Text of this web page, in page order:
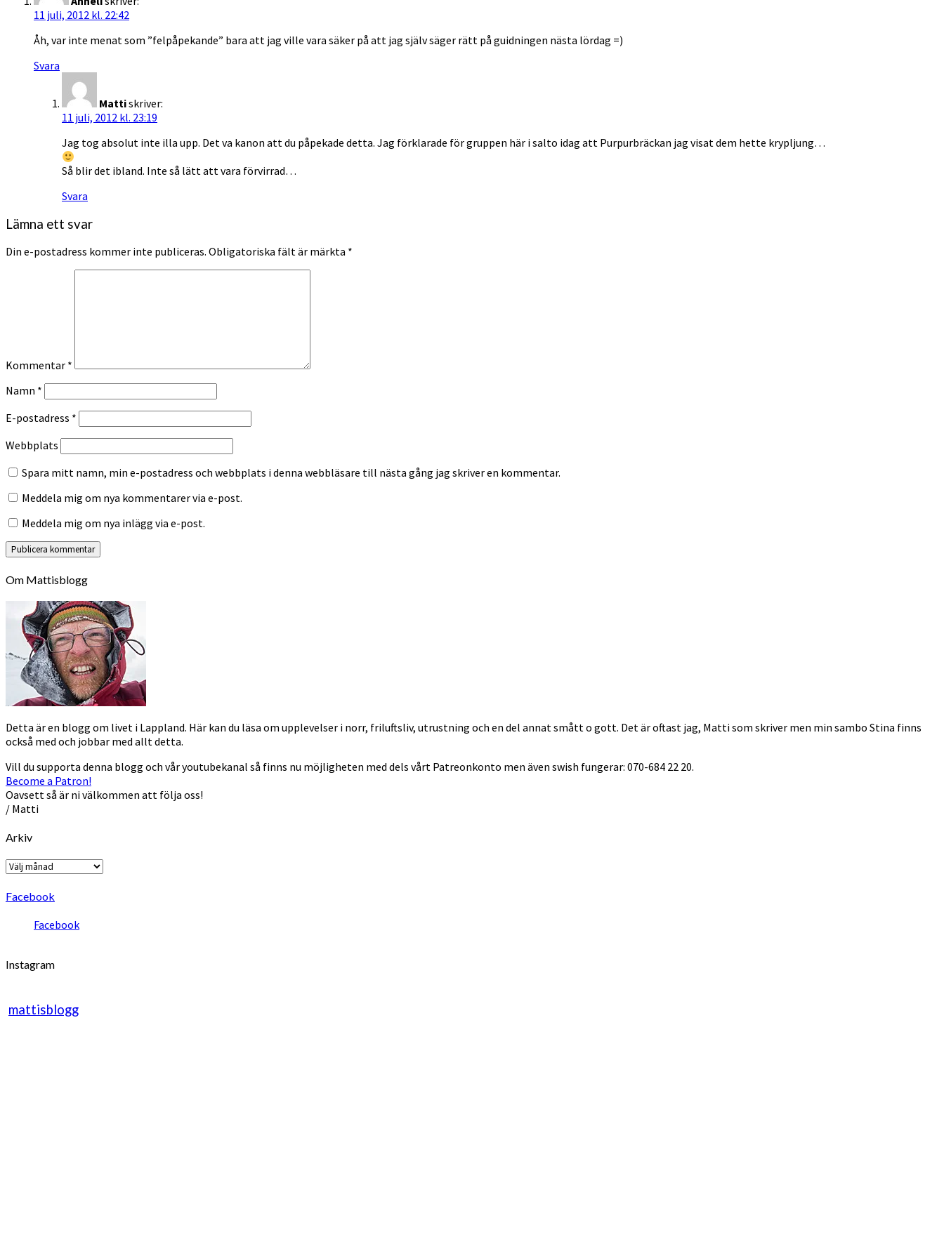
11 juli, 2012 kl. 22:42
Åh, var inte menat som ”felpåpekande” bara att jag ville vara säker på att jag själv säger rätt på guidningen nästa lördag =)
Svara
Mattiskriver:
11 juli, 2012 kl. 23:19
Jag tog absolut inte illa upp. Det va kanon att du påpekade detta. Jag förklarade för gruppen här i salto idag att Purpurbräckan jag visat dem hette krypljung…
Så blir det ibland. Inte så lätt att vara förvirrad…
Svara
Lämna ett svar
Din e-postadress kommer inte publiceras. Obligatoriska fält är märkta *
Kommentar *
Namn *
E-postadress *
Webbplats
Spara mitt namn, min e-postadress och webbplats i denna webbläsare till nästa gång jag skriver en kommentar.
Meddela mig om nya kommentarer via e-post.
Meddela mig om nya inlägg via e-post.
Om Mattisblogg
Detta är en blogg om livet i Lappland. Här kan du läsa om upplevelser i norr, friluftsliv, utrustning och en del annat smått o gott. Det är oftast jag, Matti som skriver men min sambo Stina finns
också med och jobbar med allt detta.
Vill du supporta denna blogg och vår youtubekanal så finns nu möjligheten med dels vårt Patreonkonto men även swish fungerar: 070-684 22 20.
Become a Patron!
Oavsett så är ni välkommen att följa oss!
/ Matti
Arkiv
Arkiv
Facebook
Facebook
Instagram
mattisblogg